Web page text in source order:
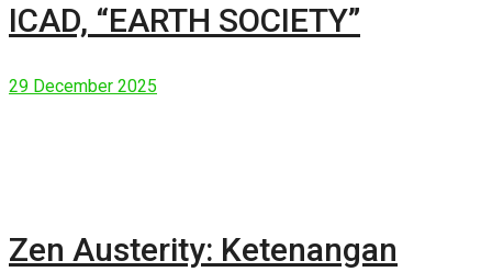
ICAD, “EARTH SOCIETY”
29 December 2025
Zen Austerity: Ketenangan